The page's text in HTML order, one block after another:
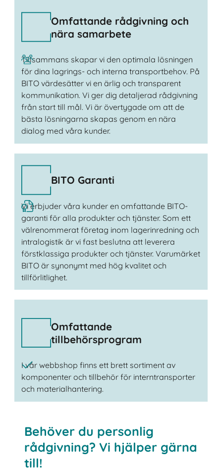
Omfattande rådgivning och
nära samarbete
Tillsammans skapar vi den optimala lösningen
för dina lagrings- och interna transportbehov. På
BITO värdesätter vi en ärlig och transparent
kommunikation. Vi ger dig detaljerad rådgivning
från start till mål. Vi är övertygade om att de
bästa lösningarna skapas genom en nära
dialog med våra kunder.
BITO Garanti
Vi erbjuder våra kunder en omfattande BITO-
garanti för alla produkter och tjänster. Som ett
välrenommerat företag inom lagerinredning och
intralogistik är vi fast beslutna att leverera
förstklassiga produkter och tjänster. Varumärket
BITO är synonymt med hög kvalitet och
tillförlitlighet.
Omfattande
tillbehörsprogram
I vår webbshop finns ett brett sortiment av
komponenter och tillbehör för interntransporter
och materialhantering.
Behöver du personlig
rådgivning? Vi hjälper gärna
till!